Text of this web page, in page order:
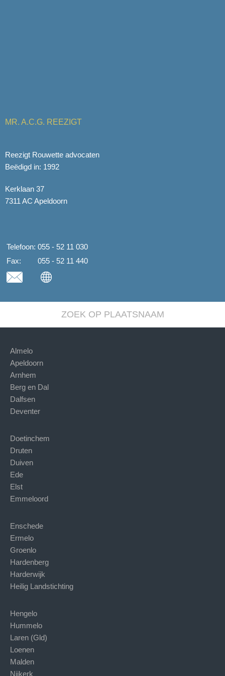
MR. A.C.G. REEZIGT
Reezigt Rouwette advocaten
Beëdigd in: 1992
Kerklaan 37
7311 AC Apeldoorn
Telefoon: 055 - 52 11 030
Fax:
055 - 52 11 440
ZOEK OP PLAATSNAAM
Almelo
Apeldoorn
Arnhem
Berg en Dal
Dalfsen
Deventer
Doetinchem
Druten
Duiven
Ede
Elst
Emmeloord
Enschede
Ermelo
Groenlo
Hardenberg
Harderwijk
Heilig Landstichting
Hengelo
Hummelo
Laren (Gld)
Loenen
Malden
Nijkerk